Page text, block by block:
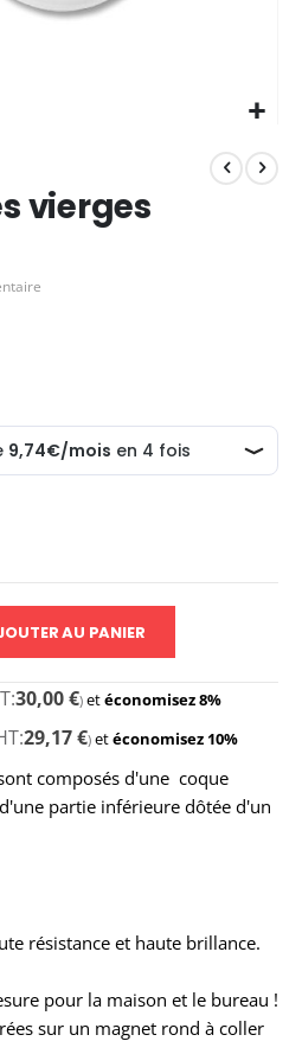
vierges
AU PANIER
30,00 € etéconomisez8%
29,17 € etéconomisez 10%
composés d'une coque
partie inférieure dôtée d'un
résistance et haute brillance.
pour la maison et le bureau !
sur un magnet rond à coller